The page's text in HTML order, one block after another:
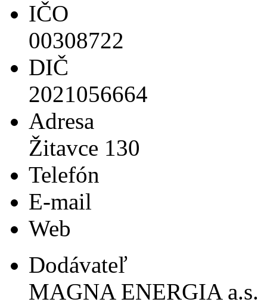
IČO
00308722
DIČ
2021056664
Adresa
Žitavce 130
Telefón
E-mail
Web
Dodávateľ
MAGNA ENERGIA a.s.